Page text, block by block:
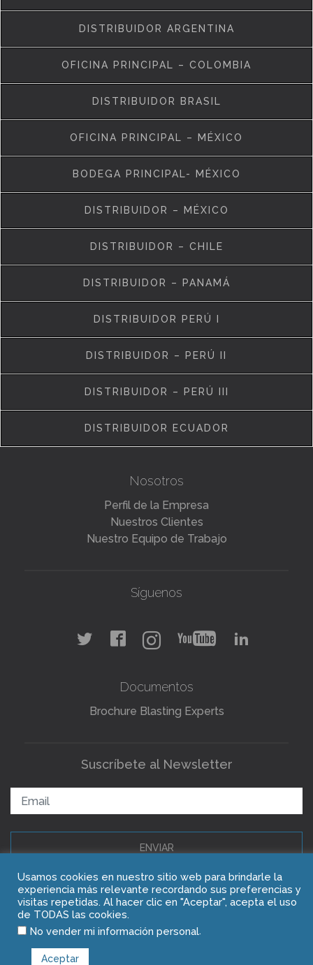
DISTRIBUIDOR ARGENTINA
OFICINA PRINCIPAL – COLOMBIA
DISTRIBUIDOR BRASIL
OFICINA PRINCIPAL – MÉXICO
BODEGA PRINCIPAL- MÉXICO
DISTRIBUIDOR – MÉXICO
DISTRIBUIDOR – CHILE
DISTRIBUIDOR – PANAMÁ
DISTRIBUIDOR PERÚ I
DISTRIBUIDOR – PERÚ II
DISTRIBUIDOR – PERÚ III
DISTRIBUIDOR ECUADOR
Nosotros
Perfil de la Empresa
Nuestros Clientes
Nuestro Equipo de Trabajo
Síguenos
Documentos
Brochure Blasting Experts
Suscríbete al Newsletter
ENVIAR
Copyright © 2021 Blasting Experts
Usamos cookies en nuestro sitio web para brindarle la
experiencia más relevante recordando sus preferencias y
visitas repetidas. Al hacer clic en "Aceptar", acepta el uso
de TODAS las cookies.
No vender mi información personal.
Aceptar